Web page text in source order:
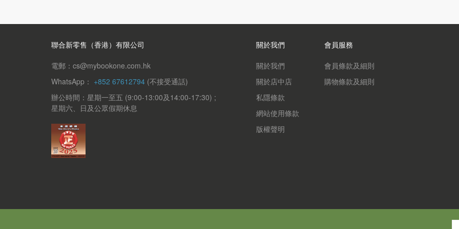
聯合新零售（香港）有限公司
電郵：cs@mybookone.com.hk
WhatsApp： +852 67612794 (不接受通話)
辦公時間：星期一至五 (9:00-13:00及14:00-17:30) ;
星期六、日及公眾假期休息
關於我們
關於我們
關於店中店
私隱條款
網站使用條款
版權聲明
會員服務
會員條款及細則
購物條款及細則